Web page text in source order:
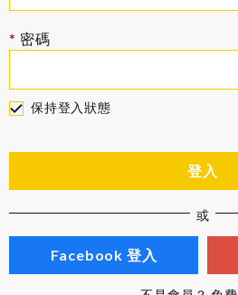
密碼
保持登入狀態
登入
或
Facebook 登入